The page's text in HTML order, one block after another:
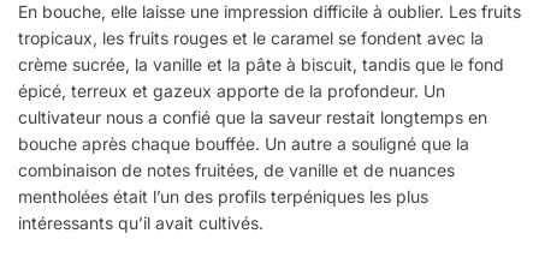
En bouche, elle laisse une impression difficile à oublier. Les fruits
tropicaux, les fruits rouges et le caramel se fondent avec la
crème sucrée, la vanille et la pâte à biscuit, tandis que le fond
épicé, terreux et gazeux apporte de la profondeur. Un
cultivateur nous a confié que la saveur restait longtemps en
bouche après chaque bouffée. Un autre a souligné que la
combinaison de notes fruitées, de vanille et de nuances
mentholées était l’un des profils terpéniques les plus
intéressants qu’il avait cultivés.